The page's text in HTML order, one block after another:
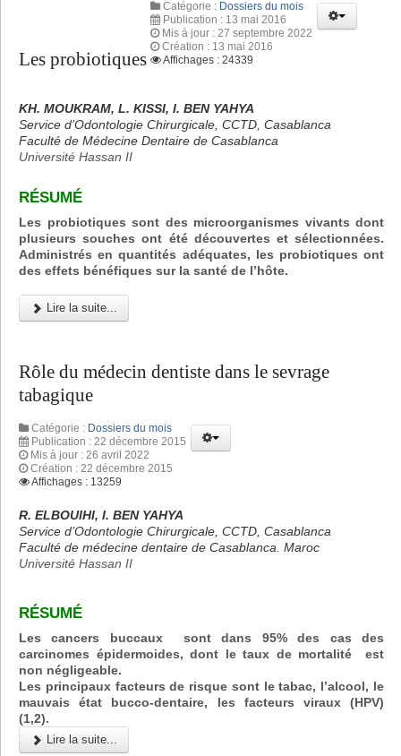
Les probiotiques
Catégorie : Dossiers du mois
Publication : 13 mai 2016
Mis à jour : 27 septembre 2022
Création : 13 mai 2016
Affichages : 24339
KH. MOUKRAM, L. KISSI, I. BEN YAHYA
Service d’Odontologie Chirurgicale, CCTD, Casablanca
Faculté de Médecine Dentaire de Casablanca
Université Hassan II
RÉSUMÉ
Les probiotiques sont des microorganismes vivants dont
plusieurs souches ont été découvertes et sélectionnées.
Administrés en quantités adéquates, les probiotiques ont
des effets bénéfiques sur la santé de l’hôte.
Lire la suite...
Rôle du médecin dentiste dans le sevrage
tabagique
Catégorie : Dossiers du mois
Publication : 22 décembre 2015
Mis à jour : 26 avril 2022
Création : 22 décembre 2015
Affichages : 13259
R. ELBOUIHI, I. BEN YAHYA
Service d’Odontologie Chirurgicale, CCTD, Casablanca
Faculté de médecine dentaire de Casablanca. Maroc
Université Hassan II
RÉSUMÉ
Les cancers buccaux sont dans 95% des cas des
carcinomes épidermoides, dont le taux de mortalité est
non négligeable.
Les principaux facteurs de risque sont le tabac, l’alcool, le
mauvais état bucco-dentaire, les facteurs viraux (HPV)
(1,2).
Lire la suite...